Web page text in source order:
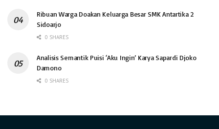
Ribuan Warga Doakan Keluarga Besar SMK Antartika 2
Sidoarjo
0 SHARES
Analisis Semantik Puisi ‘Aku Ingin’ Karya Sapardi Djoko
Damono
0 SHARES